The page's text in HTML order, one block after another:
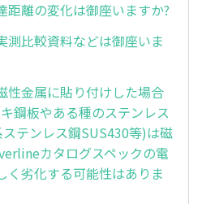
距離の変化は御座いますか?
測比較資料などは御座いま
性金属に貼り付けした場合
鋼板やある種のステンレス
テンレス鋼SUS430等)は磁
カタログスペックの電
く劣化する可能性はありま